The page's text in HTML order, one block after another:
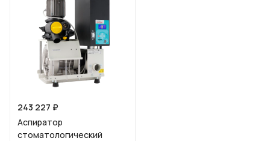
243 227 ₽
Аспиратор
стоматологический